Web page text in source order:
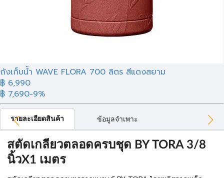
ถังเก็บน้ำ WAVE FLORA 700 ลิตร สีแดงสยาม
฿ 6,990
฿ 7,690-9%
รายละเอียดสินค้า ข้อมูลจำเพาะ
สตัดเกลียวตลอดครบชุด BY TORA 3/8
นิ้วX1 เมตร